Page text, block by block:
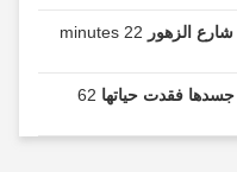
الزهور
22 minutes
فقدت حياتها62